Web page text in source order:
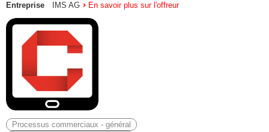
Entreprise
IMS AG En savoir plus sur l'offreur
Processus commerciaux - général